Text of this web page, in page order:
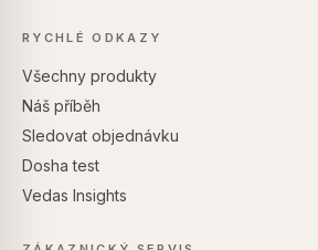
RYCHLÉ ODKAZY
Všechny produkty
Náš příběh
Sledovat objednávku
Dosha test
Vedas Insights